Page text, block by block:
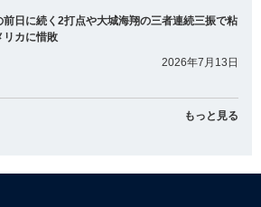
前日に続く2打点や大城海翔の三者連続三振で粘
リカに惜敗
2026年7月13日
もっと見る